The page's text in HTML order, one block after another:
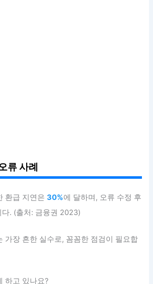
류 사례
환급 지연은30%에 달하며, 오류 수정 후
다. (출처: 금융권 2023)
가장 흔한 실수로, 꼼꼼한 점검이 필요합
하고 있나요?